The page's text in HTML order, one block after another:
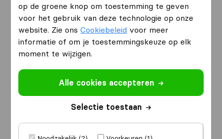
op de groene knop om toestemming te geven
voor het gebruik van deze technologie op onze
website. Zie onsCookiebeleid voor meer
informatie of om je toestemmingskeuze op elk
moment te wijzigen.
Alle cookies accepteren
Selectie toestaan
Waar woon je nu en waar
verhuis je naartoe?
Ik ga verhuizenvan
Ik ga verhuizennaar